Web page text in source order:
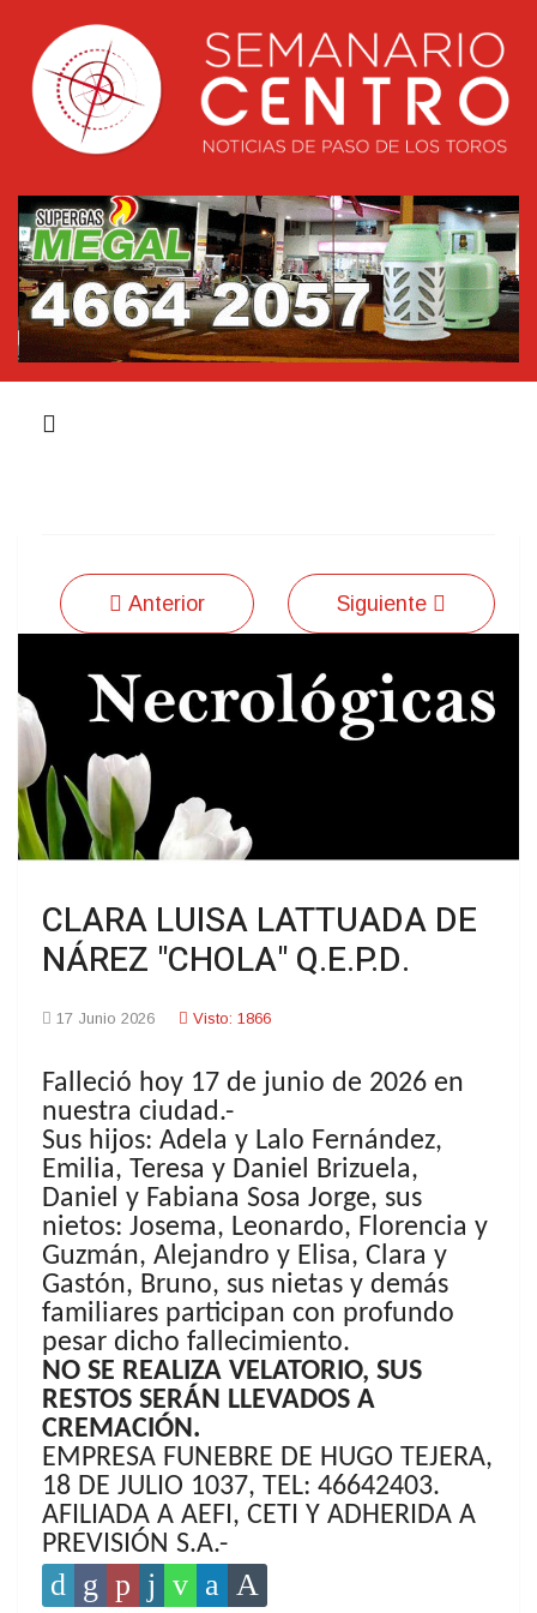
Anterior Siguiente
CLARA LUISA LATTUADA DE
NÁREZ "CHOLA" Q.E.P.D.
17 Junio 2026 Visto: 1866
Falleció hoy 17 de junio de 2026 en
nuestra ciudad.-
Sus hijos: Adela y Lalo Fernández,
Emilia, Teresa y Daniel Brizuela,
Daniel y Fabiana Sosa Jorge, sus
nietos: Josema, Leonardo, Florencia y
Guzmán, Alejandro y Elisa, Clara y
Gastón, Bruno, sus nietas y demás
familiares participan con profundo
pesar dicho fallecimiento.
NO SE REALIZA VELATORIO, SUS
RESTOS SERÁN LLEVADOS A
CREMACIÓN.
EMPRESA FUNEBRE DE HUGO TEJERA,
18 DE JULIO 1037, TEL: 46642403.
AFILIADA A AEFI, CETI Y ADHERIDA A
PREVISIÓN S.A.-